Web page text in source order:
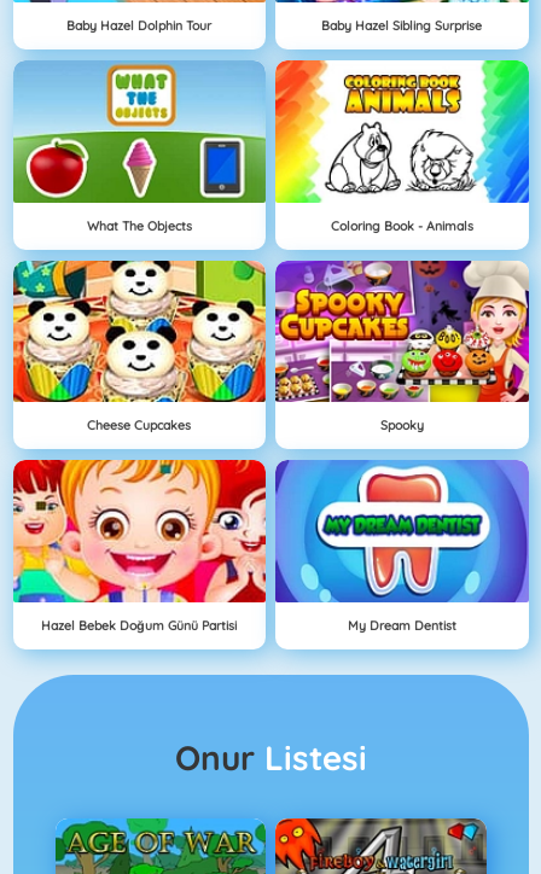
Baby Hazel Dolphin Tour Baby Hazel Sibling Surprise
What The Objects Coloring Book - Animals
Cheese Cupcakes Spooky
Hazel Bebek Doğum Günü Partisi My Dream Dentist
Onur Listesi